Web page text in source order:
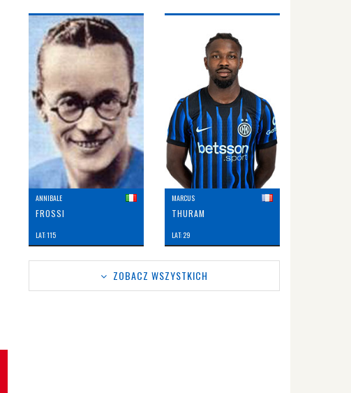
ANNIBALE
FROSSI
LAT: 115
MARCUS
THURAM
LAT: 29
ZOBACZ WSZYSTKICH